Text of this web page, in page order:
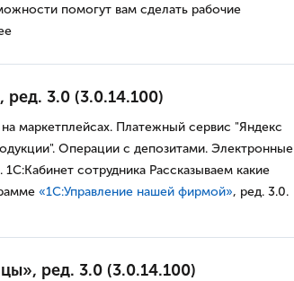
помогут вам сделать рабочие
3.0 (3.0.14.100)
маркетплейсах. Платежный сервис "Яндекс
Операции с депозитами. Электронные
сотрудника Рассказываем какие
«1С:Управление нашей фирмой», ред. 3.0.
ред. 3.0 (3.0.14.100)